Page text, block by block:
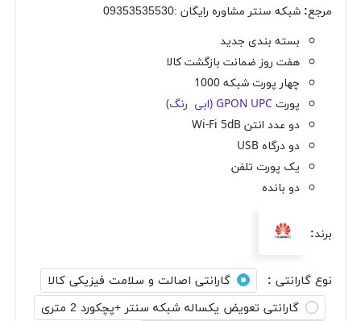
مرجع: شبکه سنتر مشاوره رایگان :09353535530
بسته بندی جدید
هفت روز ضمانت بازگشت کالا
چهار پورت شبکه 1000
پورت GPON UPC (ابی رنگ)
دو عدد انتن Wi-Fi 5dB
دو درگاه USB
یک پورت تلفن
دو بانده
برند:
نوع گارانتی :
گارانتی اصالت و سلامت فیزیکی کالا
گارانتی تعویض یکساله شبکه سنتر +پچکورد 2 متری